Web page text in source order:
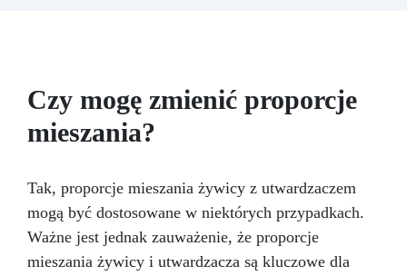
Z „ICREATION” nie tylko tworzysz,
ale tworzysz z pewnością siebie. Szybki czas
utwardzania i bezpieczna, certyfikowana
formuła wzmacniają Twoją kreatywność. Kup
Czy mogę zmienić proporcje
mieszania?
Tak, proporcje mieszania żywicy z utwardzaczem
mogą być dostosowane w niektórych przypadkach.
Ważne jest jednak zauważenie, że proporcje
mieszania żywicy i utwardzacza są kluczowe dla